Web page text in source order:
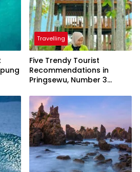
Travelling
Five Trendy Tourist
Recommendations in
Pringsewu, Number 3
President